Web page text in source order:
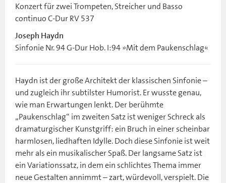
Konzert für zwei Trompeten, Streicher und Basso
continuo C-Dur RV 537
Joseph Haydn
Sinfonie Nr. 94 G-Dur Hob. I:94 »Mit dem Paukenschlag«
Haydn ist der große Architekt der klassischen Sinfonie –
und zugleich ihr subtilster Humorist. Er wusste genau,
wie man Erwartungen lenkt. Der berühmte
„Paukenschlag“ im zweiten Satz ist weniger Schreck als
dramaturgischer Kunstgriff: ein Bruch in einer scheinbar
harmlosen, liedhaften Idylle. Doch diese Sinfonie ist weit
mehr als ein musikalischer Spaß. Der langsame Satz ist
ein Variationssatz, in dem ein schlichtes Thema immer
neue Gestalten annimmt – zart, würdevoll, verspielt. Die